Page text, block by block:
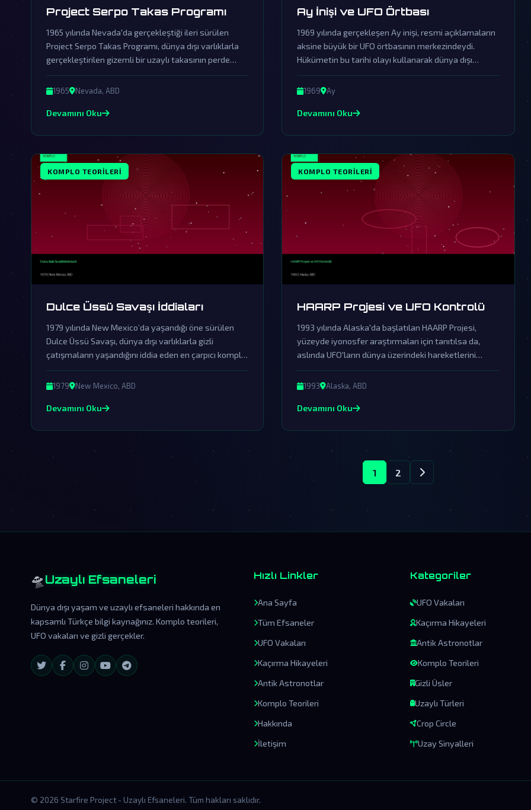
Project Serpo Takas Programı
1965 yılında Nevada'da gerçekleştiği ileri sürülen
Project Serpo Takas Programı, dünya dışı varlıklarla
gerçekleştirilen gizemli bir uzaylı takasının perde
arkasını gözler önüne seriyor. Resmi kurumların
örtbas çabalarına rağmen, bu olayın gerçekliği birçok
1965 Nevada, ABD
Devamını Oku
Ay İnişi ve UFO Örtbası
1969 yılında gerçekleşen Ay inişi, resmi açıklamaların
aksine büyük bir UFO örtbasının merkezindeydi.
Hükümetin bu tarihi olayı kullanarak dünya dışı
varlıklarla temasını gizlediğine dair güçlü kanıtlar gün
yüzüne çıkıyor.
1969 Ay
Devamını Oku
KOMPLO TEORILERI
Dulce Üssü Savaşı İddiaları
1979 yılında New Mexico’da yaşandığı öne sürülen
Dulce Üssü Savaşı, dünya dışı varlıklarla gizli
çatışmaların yaşandığını iddia eden en çarpıcı komplo
teorilerinden biridir. Resmi kurumların örtbas
çabalarına rağmen, bu karanlık olay hakkında ortaya
sunmaktadır.
1979 New Mexico, ABD
Devamını Oku
KOMPLO TEORILERI
HAARP Projesi ve UFO Kontrolü
1993 yılında Alaska'da başlatılan HAARP Projesi,
yüzeyde iyonosfer araştırmaları için tanıtılsa da,
aslında UFO'ların dünya üzerindeki hareketlerini
kontrol altına almak için geliştirilen gizli bir teknolojiyi
barındırıyor. Resmi kurumların tüm yalanlamaları, bu
1993 Alaska, ABD
Devamını Oku
1 2
🛸 Uzaylı Efsaneleri
Dünya dışı yaşam ve uzaylı efsaneleri hakkında en
kapsamlı Türkçe bilgi kaynağınız. Komplo teorileri,
UFO vakaları ve gizli gerçekler.
Hızlı Linkler
Ana Sayfa
Tüm Efsaneler
UFO Vakaları
Kaçırma Hikayeleri
Antik Astronotlar
Komplo Teorileri
Hakkında
İletişim
Kategoriler
UFO Vakaları
Kaçırma Hikayeleri
Antik Astronotlar
Komplo Teorileri
Gizli Üsler
Uzaylı Türleri
Crop Circle
Uzay Sinyalleri
© 2026 Starfire Project - Uzaylı Efsaneleri. Tüm hakları saklıdır.